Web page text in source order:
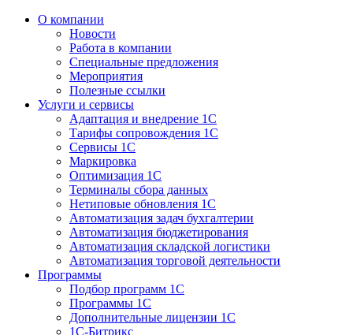
О компании
Новости
Работа в компании
Специальные предложения
Мероприятия
Полезные ссылки
Услуги и сервисы
Адаптация и внедрение 1С
Тарифы сопровождения 1С
Сервисы 1С
Маркировка
Оптимизация 1С
Терминалы сбора данных
Нетиповые обновления 1С
Автоматизация задач бухгалтерии
Автоматизация бюджетирования
Автоматизация складской логистики
Автоматизация торговой деятельности
Программы
Подбор программ 1С
Программы 1С
Дополнительные лицензии 1С
1С-Битрикс